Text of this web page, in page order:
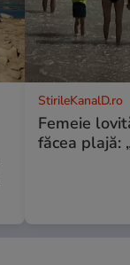
StirileKanalD.ro
Femeie
făcea plajă: